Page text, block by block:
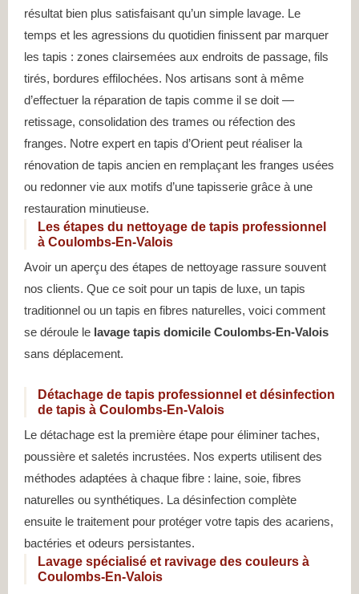
résultat bien plus satisfaisant qu’un simple lavage. Le
temps et les agressions du quotidien finissent par marquer
les tapis : zones clairsemées aux endroits de passage, fils
tirés, bordures effilochées. Nos artisans sont à même
d’effectuer la réparation de tapis comme il se doit —
retissage, consolidation des trames ou réfection des
franges. Notre expert en tapis d’Orient peut réaliser la
rénovation de tapis ancien en remplaçant les franges usées
ou redonner vie aux motifs d’une tapisserie grâce à une
restauration minutieuse.
Les étapes du nettoyage de tapis professionnel
à Coulombs-En-Valois
Avoir un aperçu des étapes de nettoyage rassure souvent
nos clients. Que ce soit pour un tapis de luxe, un tapis
traditionnel ou un tapis en fibres naturelles, voici comment
se déroule le lavage tapis domicile Coulombs-En-Valois
sans déplacement.
Détachage de tapis professionnel et désinfection
de tapis à Coulombs-En-Valois
Le détachage est la première étape pour éliminer taches,
poussière et saletés incrustées. Nos experts utilisent des
méthodes adaptées à chaque fibre : laine, soie, fibres
naturelles ou synthétiques. La désinfection complète
ensuite le traitement pour protéger votre tapis des acariens,
bactéries et odeurs persistantes.
Lavage spécialisé et ravivage des couleurs à
Coulombs-En-Valois